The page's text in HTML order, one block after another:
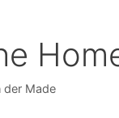
der Made